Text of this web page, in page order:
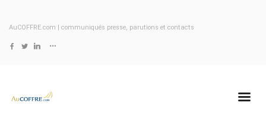
AuCOFFRE.com | communiqués presse, parutions et contacts